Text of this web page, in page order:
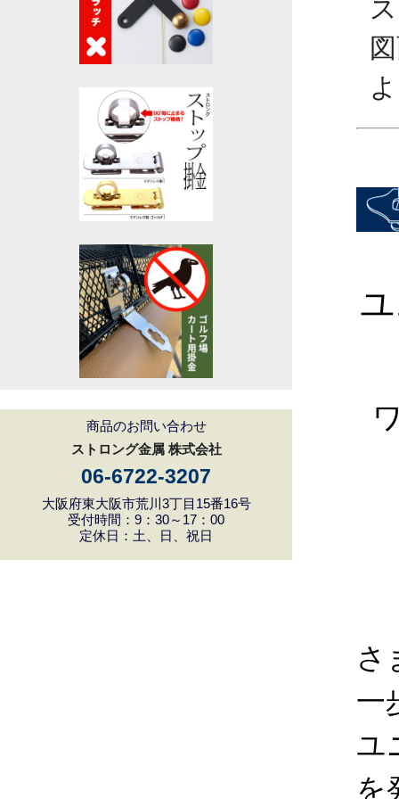
商品のお問い合わせ
ストロング金属 株式会社
06-6722-3207
大阪府東大阪市荒川3丁目15番16号
受付時間：9：30～17：00
定休日：土、日、祝日
さ
一
ユ
を